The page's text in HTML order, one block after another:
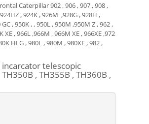
Caterpillar 902 , 906 , 907 , 908 ,
, 924K , 926M ,928G , 928H ,
, 950K , , 950L , 950M ,950M Z , 962 ,
XE , 966L ,966M , 966M XE , 966XE ,972
HLG , 980L , 980M , 980XE , 982 ,
telescopic
, TH355B , TH360B ,